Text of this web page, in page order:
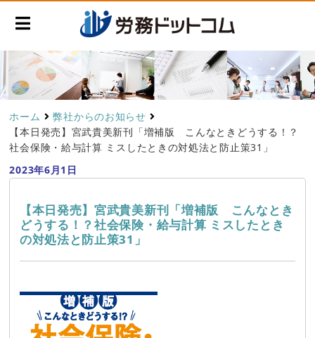
ホーム
弊社からのお知らせ
【本日発売】宮武貴美新刊「増補版 こんなときどうする！？
社会保険・給与計算 ミスしたときの対処法と防止策31」
2023年6月1日
【本日発売】宮武貴美新刊「増補版 こんなとき
どうする！？社会保険・給与計算 ミスしたとき
の対処法と防止策31」